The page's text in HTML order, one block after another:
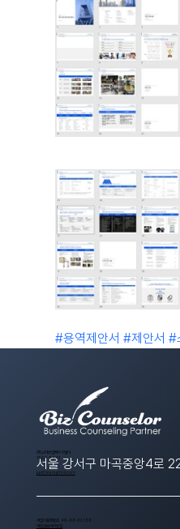
#용역제안서 #제안서 #
​(주)스타트업에이치알디
1566-8643
서울 강서구 마곡중앙4로
ppt@startuphrd.com
사업자등록번호 410-88-00388
개인정보처리방침